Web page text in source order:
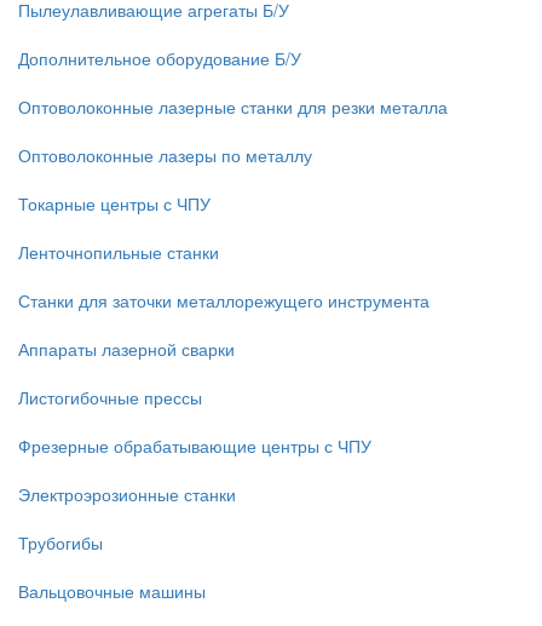
Пылеулавливающие агрегаты Б/У
Дополнительное оборудование Б/У
Оптоволоконные лазерные станки для резки металла
Оптоволоконные лазеры по металлу
Токарные центры с ЧПУ
Ленточнопильные станки
Станки для заточки металлорежущего инструмента
Аппараты лазерной сварки
Листогибочные прессы
Фрезерные обрабатывающие центры с ЧПУ
Электроэрозионные станки
Трубогибы
Вальцовочные машины